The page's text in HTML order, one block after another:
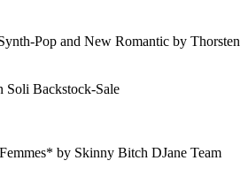
Pop and New Romantic by Thorsten
Soli Backstock-Sale
by Skinny Bitch DJane Team